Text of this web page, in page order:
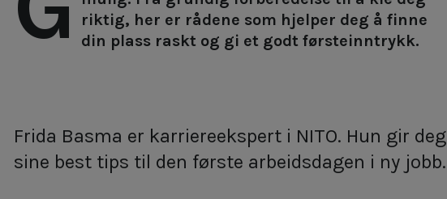
riktig, her er rådene som hjelper deg å finne
din plass raskt og gi et godt førsteinntrykk.
Frida Basma er karriereekspert i NITO. Hun gir deg
sine best tips til den første arbeidsdagen i ny jobb.